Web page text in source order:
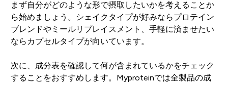
まず自分がどのような形で摂取したいかを考えることか
ら始めましょう。シェイクタイプが好みならプロテイン
ブレンドやミールリプレイスメント、手軽に済ませたい
ならカプセルタイプが向いています。
次に、成分表を確認して何が含まれているかをチェック
することをおすすめします。Myproteinでは全製品の成